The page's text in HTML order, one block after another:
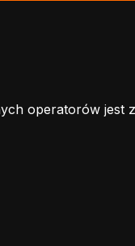
operatorów